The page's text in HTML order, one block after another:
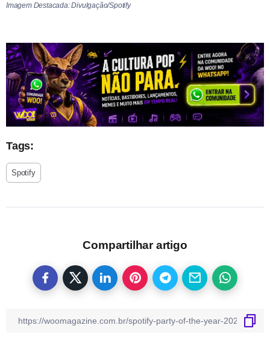
Imagem Destacada: Divulgação/Spotify
Tags:
Spotify
Compartilhar artigo